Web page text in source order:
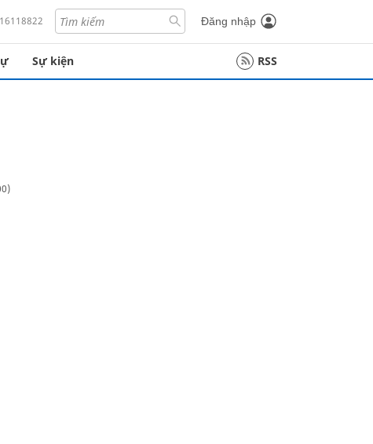
Đăng nhập
Sự kiện RSS